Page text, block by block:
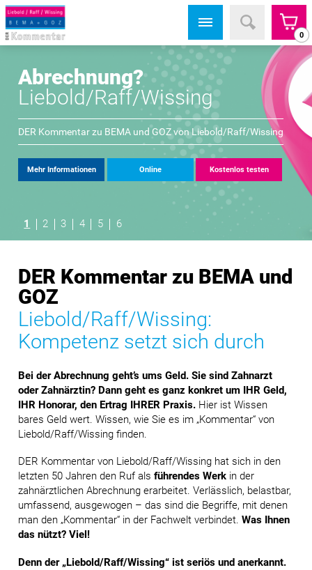
0
1 2 3 4 5 6
Abrechnung?
Liebold/Raff/Wissing
DER Kommentar zu BEMA und GOZ vonLiebold/Raff/Wissing
Mehr Informationen Online Kostenlos testen
DER Kommentar zu BEMA und
GOZ
Liebold/Raff/Wissing:
Kompetenz setzt sich durch
Bei der Abrechnung geht’s ums Geld. Sie sind Zahnarzt
oder Zahnärztin? Dann geht es ganz konkret um IHR Geld,
IHR Honorar, den Ertrag IHRER Praxis. Hier ist Wissen
bares Geld wert. Wissen, wie Sie es im „Kommentar“ von
Liebold/Raff/Wissing finden.
DER Kommentar von Liebold/Raff/Wissing hat sich in den
letzten 50 Jahren den Ruf alsführendes Werk in der
zahnärztlichen Abrechnung erarbeitet. Verlässlich, belastbar,
umfassend, ausgewogen – das sind die Begriffe, mit denen
man den „Kommentar“ in der Fachwelt verbindet.Was Ihnen
das nützt? Viel!
Denn der „Liebold/Raff/Wissing“ ist seriös und anerkannt.